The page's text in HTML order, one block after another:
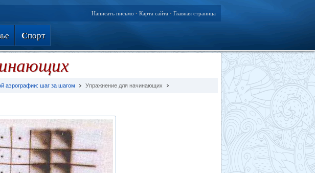
Написать письмо • Карта сайта • Главная страница
Спорт
аэрографии: шаг за шагом Упражнение для начинающих